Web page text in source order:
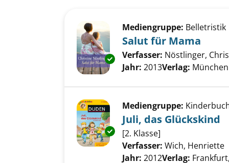
Exemplar-Details von Salut für
Mediengruppe: Belletristik
Salut für Mama
Verfasser: Nöstlinger,
Jahr: 2013Verlag:
Exemplar-Details von Juli, das
Mediengruppe:
Juli, das Glückskind
[2. Klasse]
Verfasser: Wich, Henriette
Jahr: 2012Verlag: